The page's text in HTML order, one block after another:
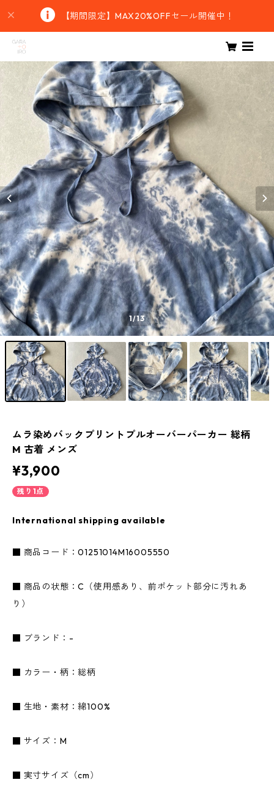
【期間限定】MAX20%OFFセール開催中！
1/13
ムラ染めバックプリントプルオーバーパーカー 総柄
M 古着 メンズ
¥3,900
残り1点
International shipping available
■ 商品コード：01251014M16005550
■ 商品の状態：C（使用感あり、前ポケット部分に汚れあ
り）
■ ブランド：-
■ カラー・柄：総柄
■ 生地・素材：綿100%
■ サイズ：M
■ 実寸サイズ（cm）